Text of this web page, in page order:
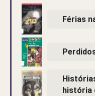
Férias
história